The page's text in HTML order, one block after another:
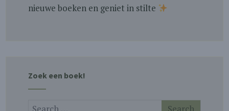
nieuwe boeken en geniet in stilte
Zoek een boek!